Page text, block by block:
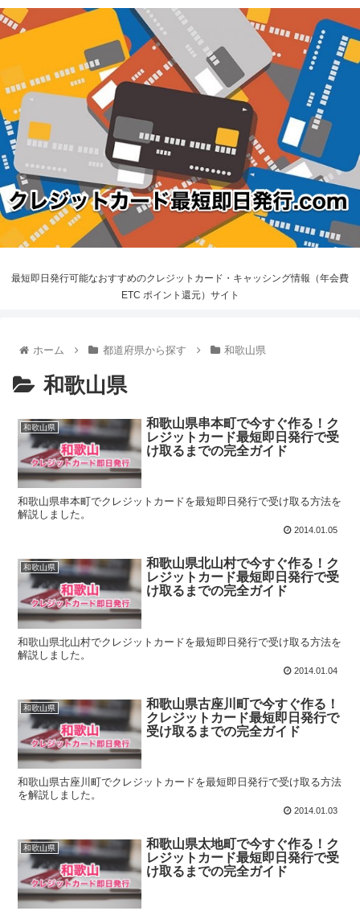
最短即日発行可能なおすすめのクレジットカード・キャッシング情報（年会費
ETC ポイント還元）サイト
ホーム 都道府県から探す 和歌山県
和歌山県
和歌山県
和歌山県串本町で今すぐ作る！ク
レジットカード最短即日発行で受
け取るまでの完全ガイド
和歌山県串本町でクレジットカードを最短即日発行で受け取る方法を
解説しました。
2014.01.05
和歌山県
和歌山県北山村で今すぐ作る！ク
レジットカード最短即日発行で受
け取るまでの完全ガイド
和歌山県北山村でクレジットカードを最短即日発行で受け取る方法を
解説しました。
2014.01.04
和歌山県
和歌山県古座川町で今すぐ作る！
クレジットカード最短即日発行で
受け取るまでの完全ガイド
和歌山県古座川町でクレジットカードを最短即日発行で受け取る方法
を解説しました。
2014.01.03
和歌山県
和歌山県太地町で今すぐ作る！ク
レジットカード最短即日発行で受
け取るまでの完全ガイド